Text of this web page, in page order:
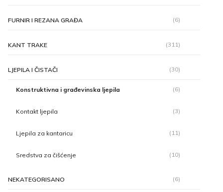
FURNIR I REZANA GRAĐA (6)
KANT TRAKE (311)
LJEPILA I ČISTAČI (30)
Konstruktivna i građevinska ljepila (6)
Kontakt ljepila (3)
Ljepila za kantaricu (11)
Sredstva za čišćenje (10)
NEKATEGORISANO (6)